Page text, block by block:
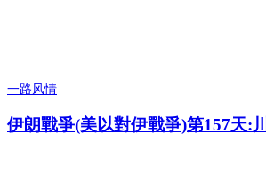
一路风情
伊朗戰爭(美以對伊戰爭)第157天: